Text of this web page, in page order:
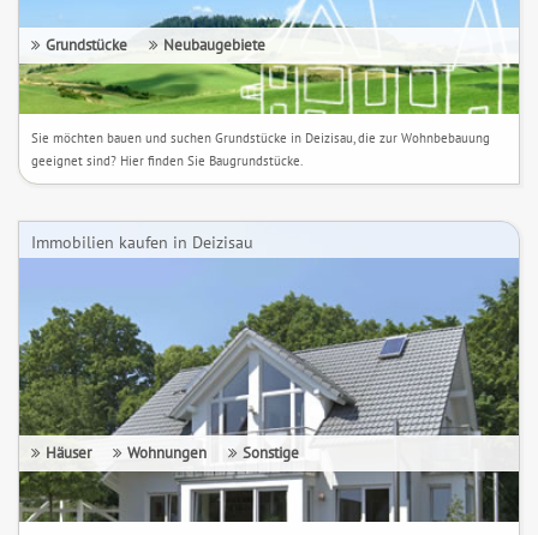
Grundstücke Neubaugebiete
Sie möchten bauen und suchen Grundstücke in Deizisau, die zur Wohnbebauung
geeignet sind? Hier finden Sie Baugrundstücke.
Immobilien kaufen in Deizisau
Häuser Wohnungen Sonstige